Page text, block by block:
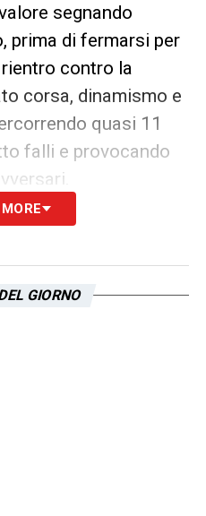
segnando
prima di fermarsi per
contro la
corsa, dinamismo e
quasi 11
falli e provocando
questi giocatori
con uomini
GIORNO